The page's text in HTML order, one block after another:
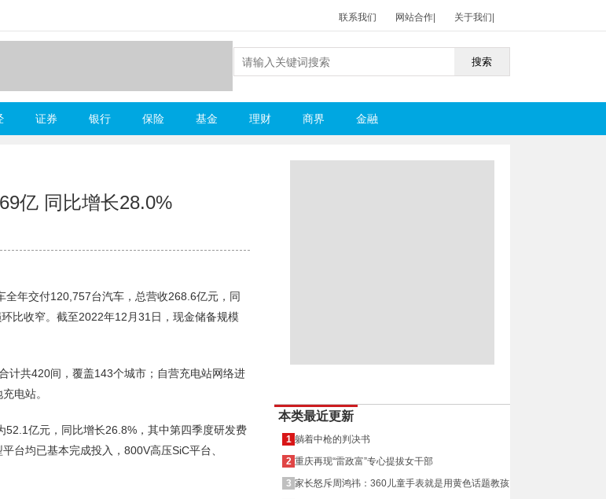
关于我们
网站合作
联系我们
搜索
证券 银行 保险 基金 理财 商界 金融
亿 同比增长28.0%
年交付120,757台汽车，总营收268.6亿元，同
比收窄。截至2022年12月31日，现金储备规模
计共420间，覆盖143个城市；自营充电站网络进
电站。
亿元，同比增长26.8%，其中第四季度研发费
台均已基本完成投入，800V高压SiC平台、
本类最近更新
1 躺着中枪的判决书
2 重庆再现“雷政富”专心提拔女干部
3 家长怒斥周鸿祎：360儿童手表就是用黄色话题教孩